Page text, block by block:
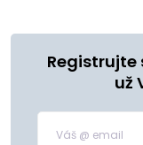
Registrujte
už